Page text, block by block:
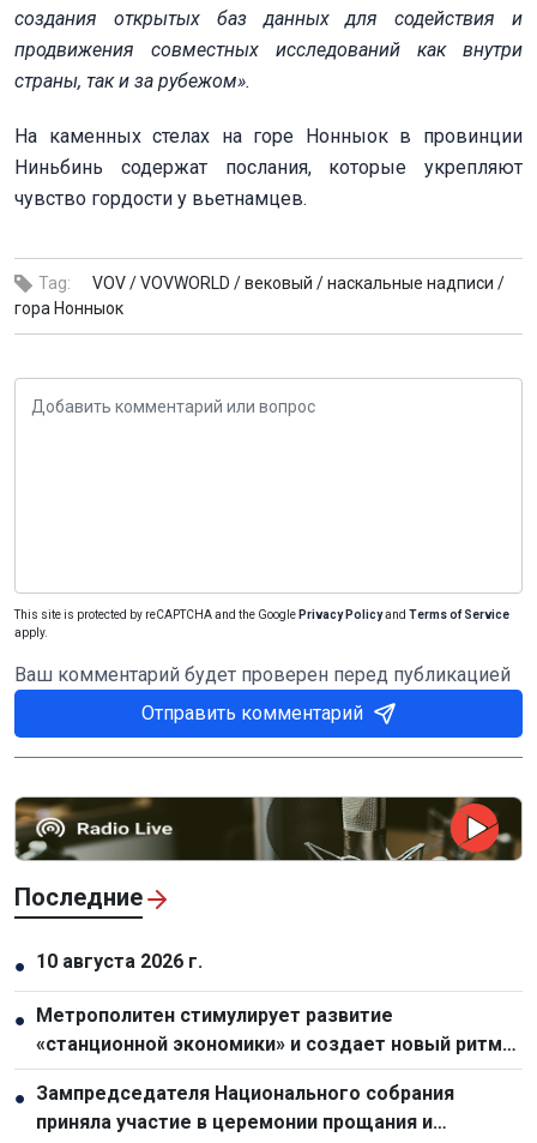
создания открытых баз данных для содействия и
продвижения совместных исследований как внутри
страны, так и за рубежом».
На каменных стелах на горе Нонныок в провинции
Ниньбинь содержат послания, которые укрепляют
чувство гордости у вьетнамцев.
Tag: VOV /VOVWORLD /вековый /наскальные надписи /
гора Нонныок
This site is protected by reCAPTCHA and the Google Privacy Policyand Terms of Service
apply.
Ваш комментарий будет проверен перед публикацией
Отправить комментарий
Последние
● 10 августа 2026 г.
● Метрополитен стимулирует развитие
«станционной экономики» и создает новый ритм
городской жизни в Хошимине
● Зампредседателя Национального собрания
приняла участие в церемонии прощания и